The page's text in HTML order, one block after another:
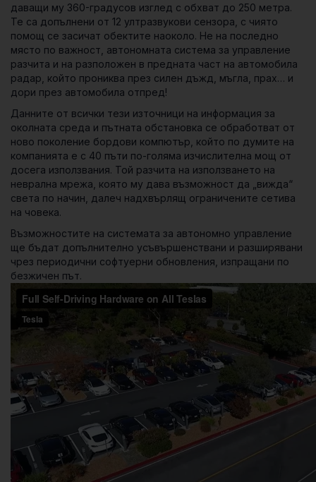
даващи му 360-градусов изглед с обхват до 250 метра.
Те са допълнени от 12 ултразвукови сензора, с чиято
помощ се засичат обектите наоколо. Не на последно
място по важност, автономната система за управление
разчита и на разположен в предната част на автомобила
радар, който прониква през силен дъжд, мъгла, прах… и
дори през автомобила отпред!
Данните от всички тези източници на информация за
околната среда и пътната обстановка се обработват от
ново поколение бордови компютър, който по думите на
компанията е с 40 пъти по-голяма изчислителна мощ от
досега използвания. Той разчита на използването на
неврална мрежа, която му дава възможност да „вижда“
света по начин, далеч надхвърлящ ограничените сетива
на човека.
Възможностите на системата за автономно управление
ще бъдат допълнително усъвършенствани и разширявани
чрез периодични софтуерни обновления, изпращани по
безжичен път.